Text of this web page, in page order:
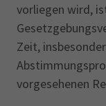
vorliegen wird,
Zeit,
vorgesehenen